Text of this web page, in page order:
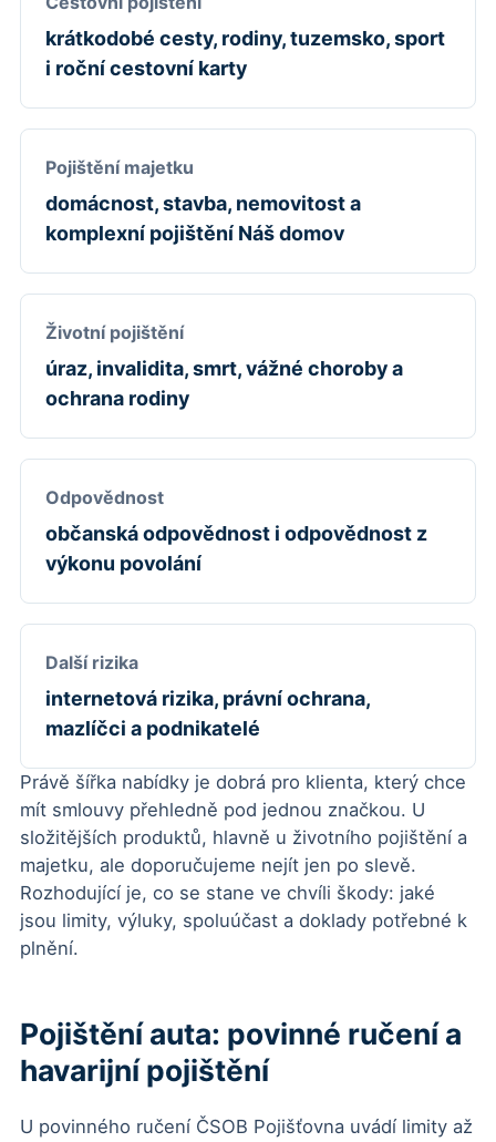
krátkodobé cesty, rodiny, tuzemsko, sport
i roční cestovní karty
Pojištění majetku
domácnost, stavba, nemovitost a
komplexní pojištění Náš domov
Životní pojištění
úraz, invalidita, smrt, vážné choroby a
ochrana rodiny
Odpovědnost
občanská odpovědnost i odpovědnost z
výkonu povolání
Další rizika
internetová rizika, právní ochrana,
mazlíčci a podnikatelé
Právě šířka nabídky je dobrá pro klienta, který chce
mít smlouvy přehledně pod jednou značkou. U
složitějších produktů, hlavně u životního pojištění a
majetku, ale doporučujeme nejít jen po slevě.
Rozhodující je, co se stane ve chvíli škody: jaké
jsou limity, výluky, spoluúčast a doklady potřebné k
plnění.
Pojištění auta: povinné ručení a
havarijní pojištění
U povinného ručení ČSOB Pojišťovna uvádí limity až